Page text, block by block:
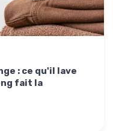
: ce qu'il lave
fait la